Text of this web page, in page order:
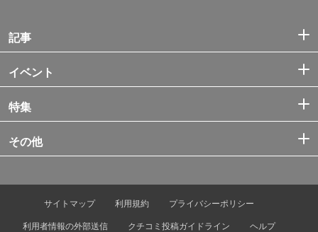
記事
イベント
特集
その他
サイトマップ 利用規約
プライバシーポリシー
利用者情報の外部送信
クチコミ投稿ガイドライン
ヘルプ